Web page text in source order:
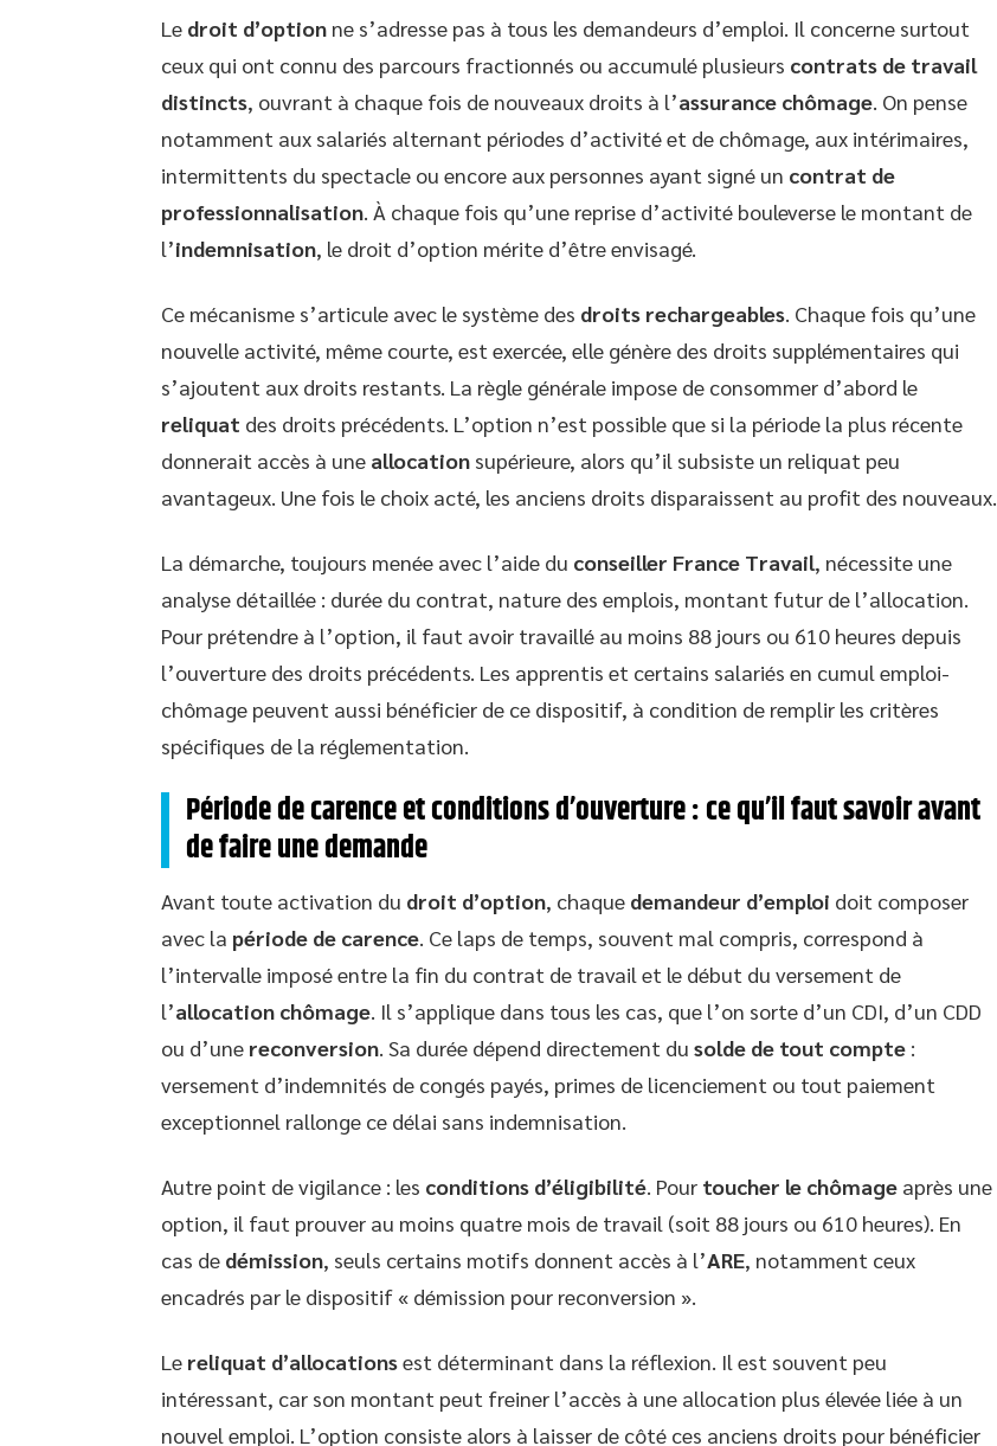
Le droit d’option ne s’adresse pas à tous les demandeurs d’emploi. Il concerne surtout
ceux qui ont connu des parcours fractionnés ou accumulé plusieurs contrats de travail
distincts, ouvrant à chaque fois de nouveaux droits à l’assurance chômage. On pense
notamment aux salariés alternant périodes d’activité et de chômage, aux intérimaires,
intermittents du spectacle ou encore aux personnes ayant signé un contrat de
professionnalisation. À chaque fois qu’une reprise d’activité bouleverse le montant de
l’indemnisation, le droit d’option mérite d’être envisagé.
Ce mécanisme s’articule avec le système des droits rechargeables. Chaque fois qu’une
nouvelle activité, même courte, est exercée, elle génère des droits supplémentaires qui
s’ajoutent aux droits restants. La règle générale impose de consommer d’abord le
reliquat des droits précédents. L’option n’est possible que si la période la plus récente
donnerait accès à une allocation supérieure, alors qu’il subsiste un reliquat peu
avantageux. Une fois le choix acté, les anciens droits disparaissent au profit des nouveaux.
La démarche, toujours menée avec l’aide du conseiller France Travail, nécessite une
analyse détaillée : durée du contrat, nature des emplois, montant futur de l’allocation.
Pour prétendre à l’option, il faut avoir travaillé au moins 88 jours ou 610 heures depuis
l’ouverture des droits précédents. Les apprentis et certains salariés en cumul emploi-
chômage peuvent aussi bénéficier de ce dispositif, à condition de remplir les critères
spécifiques de la réglementation.
Période de carence et conditions d’ouverture : ce qu’il faut savoir avant
de faire une demande
Avant toute activation du droit d’option, chaque demandeur d’emploi doit composer
avec la période de carence. Ce laps de temps, souvent mal compris, correspond à
l’intervalle imposé entre la fin du contrat de travail et le début du versement de
l’allocation chômage. Il s’applique dans tous les cas, que l’on sorte d’un CDI, d’un CDD
ou d’une reconversion. Sa durée dépend directement du solde de tout compte :
versement d’indemnités de congés payés, primes de licenciement ou tout paiement
exceptionnel rallonge ce délai sans indemnisation.
Autre point de vigilance : les conditions d’éligibilité. Pour toucher le chômage après une
option, il faut prouver au moins quatre mois de travail (soit 88 jours ou 610 heures). En
cas de démission, seuls certains motifs donnent accès à l’ARE, notamment ceux
encadrés par le dispositif « démission pour reconversion ».
Le reliquat d’allocationsest déterminant dans la réflexion. Il est souvent peu
intéressant, car son montant peut freiner l’accès à une allocation plus élevée liée à un
nouvel emploi. L’option consiste alors à laisser de côté ces anciens droits pour bénéficier